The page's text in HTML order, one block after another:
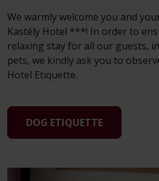
We warmly welcome you and
Kastély Hotel ***! In order to
relaxing stay for all our guests,
pets, we kindly ask you to
Hotel Etiquette.
DOG ETIQUETTE